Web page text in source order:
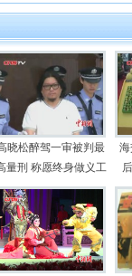
晓松醉驾一审被判最
量刑 称愿终身做义工